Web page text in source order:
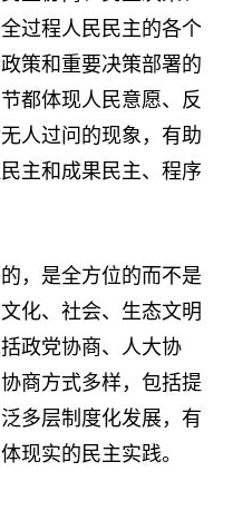
过程人民民主的各个
策和重要决策部署的
都体现人民意愿、反
人过问的现象，有助
主和成果民主、程序
，是全方位的而不是
化、社会、生态文明
政党协商、人大协
商方式多样，包括提
多层制度化发展，有
现实的民主实践。